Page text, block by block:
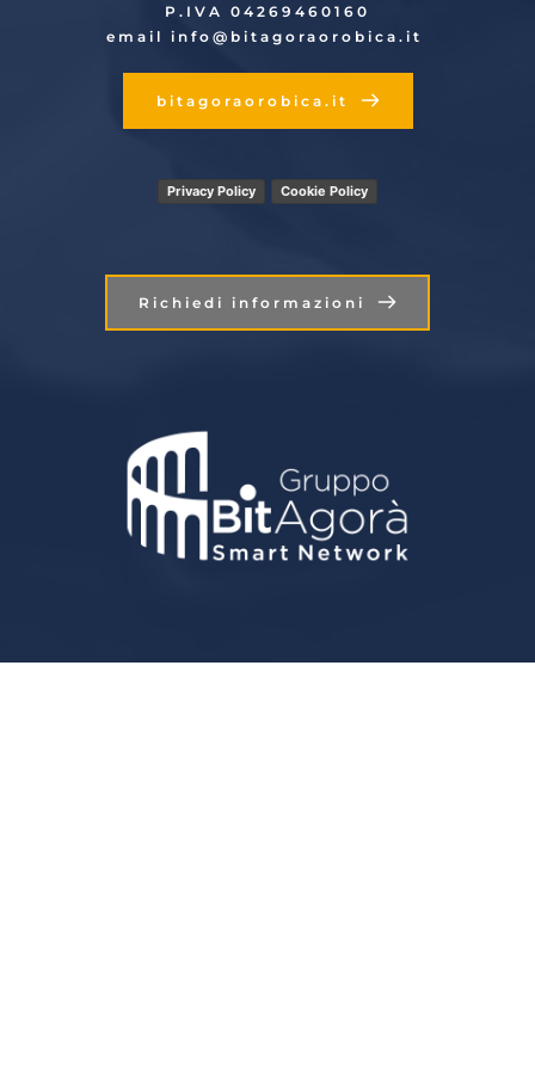
P.IVA 04269460160
email info @bitagoraorobica.it
bitagoraorobica.it
Privacy Policy Cookie Policy
Richiedi informazioni